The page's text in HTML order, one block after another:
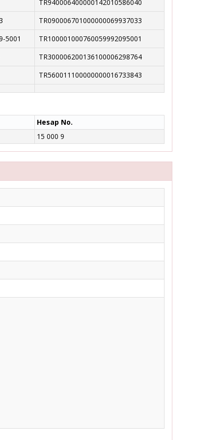
TR940006400000142010586040
TR090006701000000069937033
5001
TR100001000760059992095001
TR300006200136100006298764
TR560011100000000016733843
Hesap No.
15 000 9